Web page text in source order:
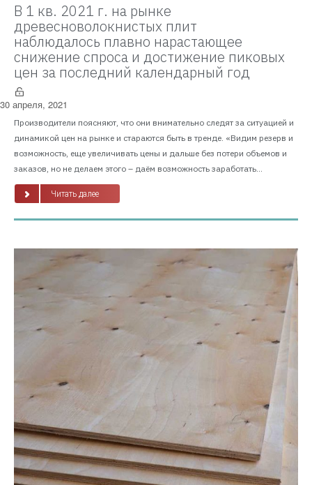
В 1 кв. 2021 г. на рынке
древесноволокнистых плит
наблюдалось плавно нарастающее
снижение спроса и достижение пиковых
цен за последний календарный год
30 апреля, 2021
Производители поясняют, что они внимательно следят за ситуацией и
динамикой цен на рынке и стараются быть в тренде. «Видим резерв и
возможность, еще увеличивать цены и дальше без потери объемов и
заказов, но не делаем этого – даём возможность заработать...
Читать далее